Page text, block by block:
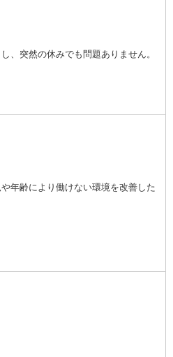
、突然の休みでも問題ありません。
年齢により働けない環境を改善した